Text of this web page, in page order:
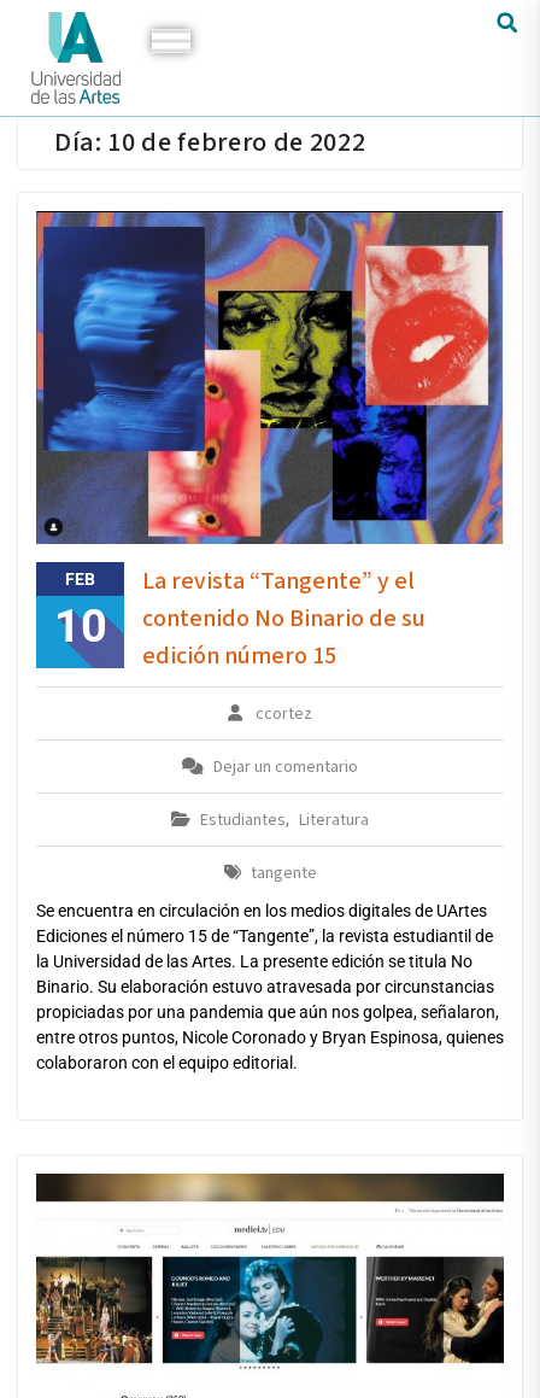
Día: 10 de febrero de 2022
FEB
10
La revista “Tangente” y el
contenido No Binario de su
edición número 15
ccortez
Dejar un comentario
Estudiantes, Literatura
tangente
Se encuentra en circulación en los medios digitales de UArtes
Ediciones el número 15 de “Tangente”, la revista estudiantil de
la Universidad de las Artes. La presente edición se titula No
Binario. Su elaboración estuvo atravesada por circunstancias
propiciadas por una pandemia que aún nos golpea, señalaron,
entre otros puntos, Nicole Coronado y Bryan Espinosa, quienes
colaboraron con el equipo editorial.